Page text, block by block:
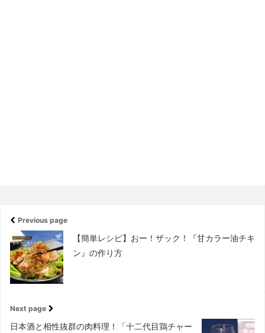
Previous page
【簡単レシピ】おー！ザック！『甘カラー油チキ
ン』の作り方
Next page
日本酒と相性抜群の肉料理！「十二代目鶏チャー